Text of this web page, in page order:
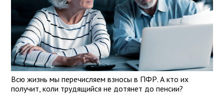
Всю жизнь мы перечисляем взносы в ПФР. А кто их
получит, коли трудящийся не дотянет до пенсии?